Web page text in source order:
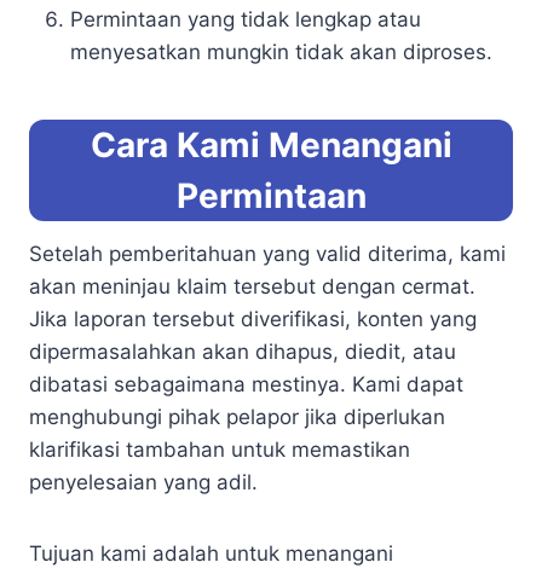
Permintaan yang tidak lengkap atau
menyesatkan mungkin tidak akan diproses.
Cara Kami Menangani
Permintaan
Setelah pemberitahuan yang valid diterima, kami
akan meninjau klaim tersebut dengan cermat.
Jika laporan tersebut diverifikasi, konten yang
dipermasalahkan akan dihapus, diedit, atau
dibatasi sebagaimana mestinya. Kami dapat
menghubungi pihak pelapor jika diperlukan
klarifikasi tambahan untuk memastikan
penyelesaian yang adil.
Tujuan kami adalah untuk menangani